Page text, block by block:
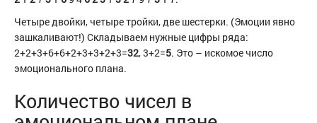
Четыре двойки, четыре тройки, две шестерки. (Эмоции явно
зашкаливают!) Складываем нужные цифры ряда:
2+2+3+6+6+2+3+3+2+3=32, 3+2=5. Это – искомое число
эмоционального плана.
Количество чисел в